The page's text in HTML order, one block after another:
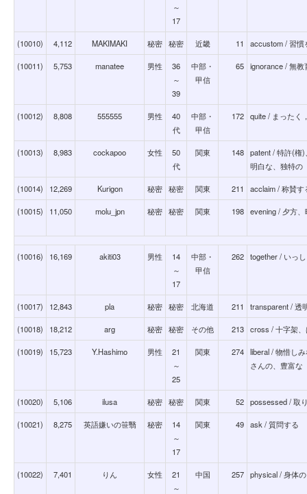
～
17
(10010) 4,112 MAKIMAKI 秘密 秘密 近畿 11 accustom / 習慣
(10011) 5,753 manatee 男性
36
～
39
中部・
甲信
65 ignorance / 無
(10012) 8,808 555555 男性
40
代
中部・
甲信
172 quite / まったく
(10013) 8,983 cockapoo 女性
50
代
関東 148 patent / 特許(権
明白な、独特の
(10014) 12,269 Kurigon 秘密 秘密 関東 211 acclaim / 称賛す
(10015) 11,050 molu_jpn 秘密 秘密 関東 198 evening / 夕方、
(10016) 16,169 akiti03 男性
14
～
17
中部・
甲信
262 together / いっ
(10017) 12,843 pla 秘密 秘密 北海道 211 transparent / 透
(10018) 18,212 arg 秘密 秘密 その他 213 cross / 十字架
(10019) 15,723 Y.Hashimo 男性
21
～
25
関東 274 liberal / 物惜し
さんの、豊富な
(10020) 5,106 ilusa 秘密 秘密 関東 52 possessed / 取
(10021) 8,275 英語嫌いの笹翳 秘密
14
～
17
関東 49 ask / 質問する
(10022) 7,401 りん 女性
21
～
中国 257 physical / 身体の